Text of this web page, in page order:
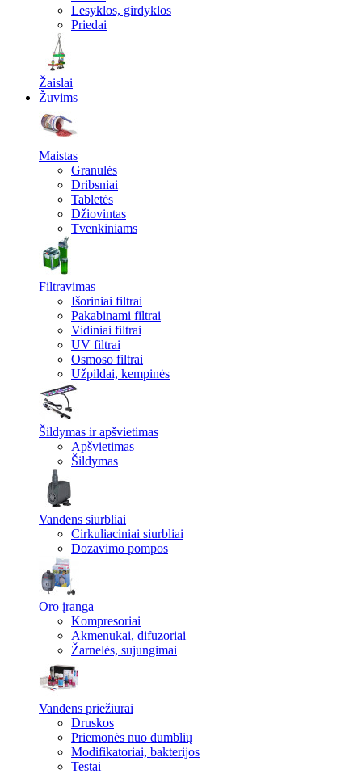
Lesyklos, girdyklos
Priedai
Žaislai
Žuvims
Maistas
Granulės
Dribsniai
Tabletės
Džiovintas
Tvenkiniams
Filtravimas
Išoriniai filtrai
Pakabinami filtrai
Vidiniai filtrai
UV filtrai
Osmoso filtrai
Užpildai, kempinės
Šildymas ir apšvietimas
Apšvietimas
Šildymas
Vandens siurbliai
Cirkuliaciniai siurbliai
Dozavimo pompos
Oro įranga
Kompresoriai
Akmenukai, difuzoriai
Žarnelės, sujungimai
Vandens priežiūrai
Druskos
Priemonės nuo dumblių
Modifikatoriai, bakterijos
Testai